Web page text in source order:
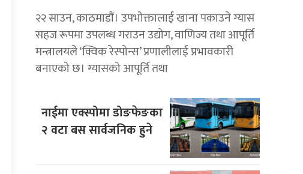
२२ साउन, काठमाडाैं। उपभोक्तालाई खाना पकाउने ग्यास
सहज रूपमा उपलब्ध गराउन उद्योग, वाणिज्य तथा आपूर्ति
मन्त्रालयले ‘क्विक रेस्पोन्स’ प्रणालीलाई प्रभावकारी
बनाएको छ। ग्यासको आपूर्ति तथा
नाईमा एक्स्पोमा डोङफेङका
२ वटा बस सार्वजनिक हुने